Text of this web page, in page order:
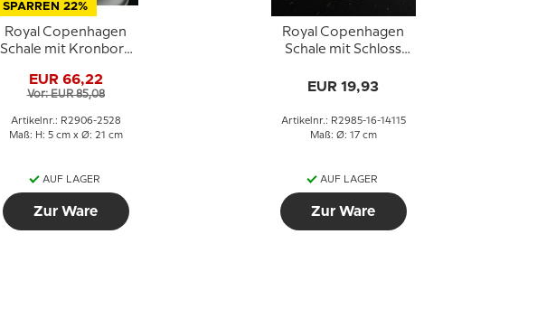
SPARREN 22%
Royal Copenhagen
Schale mit Kronborg
EUR 66,22
Vor: EUR 85,08
Artikelnr.: R2906-2528
Maß: H: 5 cm x Ø: 21 cm
AUF LAGER
Zur Ware
Royal Copenhagen
Schale mit Schloss
blauweißem Porzellan
EUR 19,93
Artikelnr.: R2985-16-14115
Maß: Ø: 17 cm
AUF LAGER
Zur Ware